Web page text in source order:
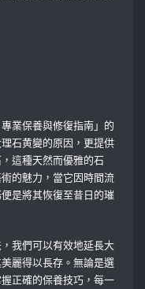
業保養與修復指南」的
石黄變的原因，更提供
這種天然而優雅的石
的魅力，當它因時間流
是將其恢復至昔日的璀
我們可以有效地延長大
麗得以長存。無論是選
正確的保養技巧，每一